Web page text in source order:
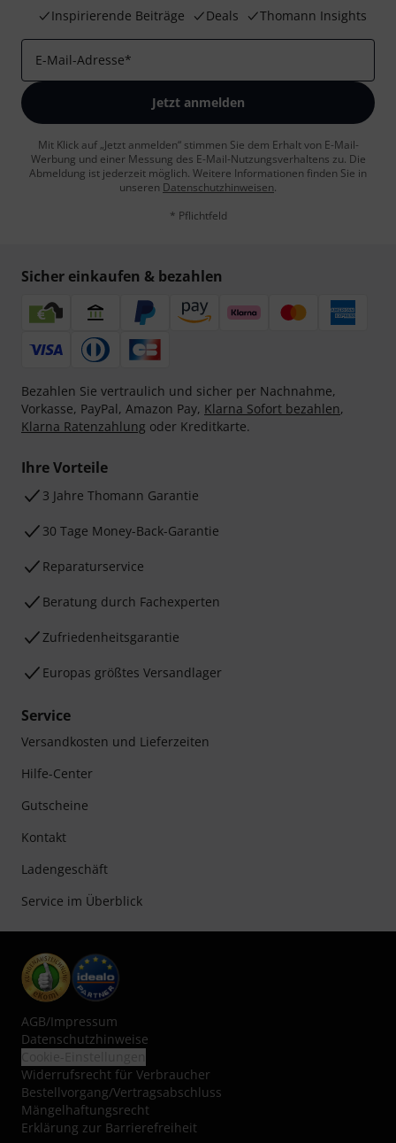
Inspirierende Beiträge
Deals Thomann Insights
E-Mail-Adresse*
Jetzt anmelden
Mit Klick auf „Jetzt anmelden“ stimmen Sie dem Erhalt von E-Mail-
Werbung und einer Messung des E-Mail-Nutzungsverhaltens zu. Die
Abmeldung ist jederzeit möglich. Weitere Informationen finden Sie in
unseren Datenschutzhinweisen.
* Pflichtfeld
Sicher einkaufen & bezahlen
Bezahlen Sie vertraulich und sicher per Nachnahme,
Vorkasse, PayPal, Amazon Pay, Klarna Sofort bezahlen,
Klarna Ratenzahlung oder Kreditkarte.
Ihre Vorteile
3 Jahre Thomann Garantie
30 Tage Money-Back-Garantie
Reparaturservice
Beratung durch Fachexperten
Zufriedenheitsgarantie
Europas größtes Versandlager
Service
Versandkosten und Lieferzeiten
Hilfe-Center
Gutscheine
Kontakt
Ladengeschäft
Service im Überblick
AGB/Impressum
Datenschutzhinweise
Widerrufsrecht für Verbraucher
Bestellvorgang/Vertragsabschluss
Mängelhaftungsrecht
Erklärung zur Barrierefreiheit